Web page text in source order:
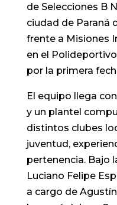
de Selecciones B
ciudad de Paraná
frente a Misiones
en el
por la primera
El equipo llega
y un plantel
distintos clubes
juventud,
pertenencia. Bajo
Luciano Felipe
a cargo de